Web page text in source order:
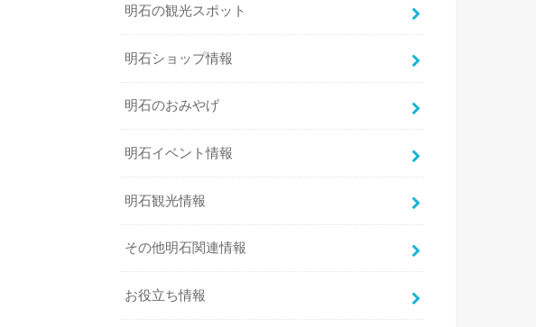
明石の観光スポット
明石ショップ情報
明石のおみやげ
明石イベント情報
明石観光情報
その他明石関連情報
お役立ち情報